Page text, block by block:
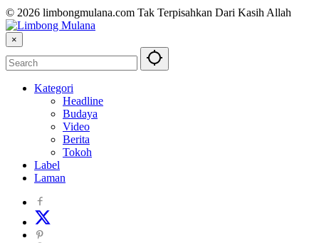
© 2026 limbongmulana.com Tak Terpisahkan Dari Kasih Allah
×
Kategori
Headline
Budaya
Video
Berita
Tokoh
Label
Laman